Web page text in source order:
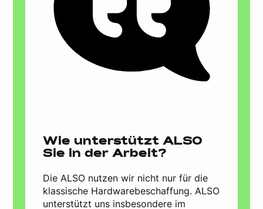
Wie unterstützt ALSO
Sie in der Arbeit?
Die ALSO nutzen wir nicht nur für die
klassische Hardwarebeschaffung. ALSO
unterstützt uns insbesondere im